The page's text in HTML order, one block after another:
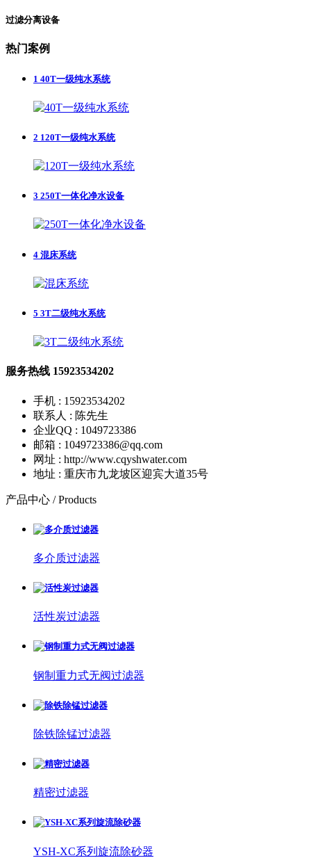
过滤分离设备
热门案例
1 40T一级纯水系统
2 120T一级纯水系统
3 250T一体化净水设备
4 混床系统
5 3T二级纯水系统
服务热线 15923534202
手机 : 15923534202
联系人 : 陈先生
企业QQ : 1049723386
邮箱 : 1049723386@qq.com
网址 : http://www.cqyshwater.com
地址 : 重庆市九龙坡区迎宾大道35号
产品中心 /Products
多介质过滤器
活性炭过滤器
钢制重力式无阀过滤器
除铁除锰过滤器
精密过滤器
YSH-XC系列旋流除砂器